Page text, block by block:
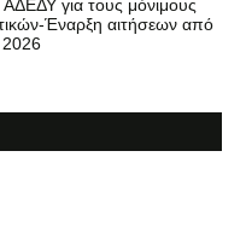
για τους μόνιμους
Έναρξη αιτήσεων από